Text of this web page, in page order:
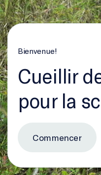
Bienvenue!
Cueillir
pour la
Commencer